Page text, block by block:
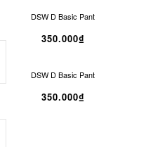
SOLD OUT
DSW D Basic Pant
350.000₫
SOLD OUT
DSW D Basic Pant
350.000₫